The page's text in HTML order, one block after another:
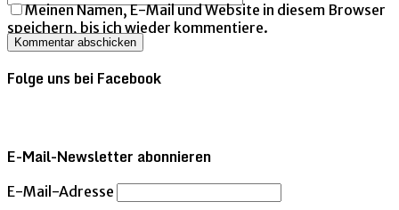
Meinen Namen, E-Mail und Website in diesem Browser
speichern, bis ich wieder kommentiere.
Folge uns bei Facebook
E-Mail-Newsletter abonnieren
E-Mail-Adresse